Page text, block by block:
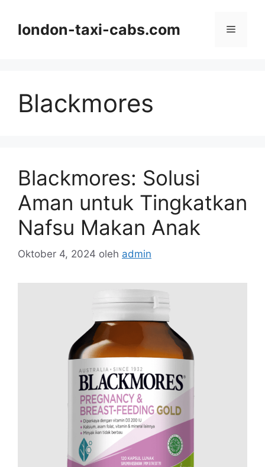
london-taxi-cabs.com Menu
Blackmores
Blackmores: Solusi
Aman untuk Tingkatkan
Nafsu Makan Anak
Oktober 4, 2024 oleh admin